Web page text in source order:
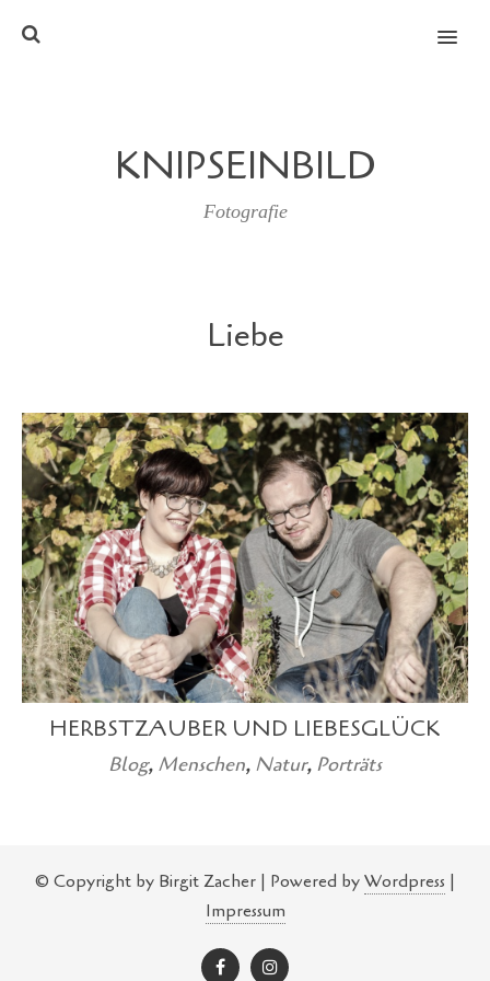
MENU
KNIPSEINBILD
Fotografie
Liebe
HERBSTZAUBER UND LIEBESGLÜCK
Blog, Menschen, Natur, Porträts
© Copyright by Birgit Zacher | Powered byWordpress |
Impressum